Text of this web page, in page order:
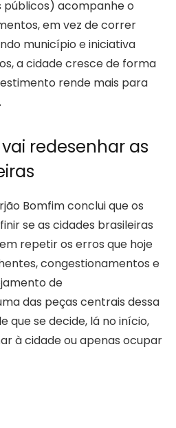
públicos) acompanhe o
em vez de correr
município e iniciativa
a cidade cresce de forma
rende mais para
redesenhar as
Bomfim conclui que os
se as cidades brasileiras
repetir os erros que hoje
congestionamentos e
de
das peças centrais dessa
que se decide, lá no início,
à cidade ou apenas ocupar